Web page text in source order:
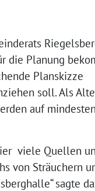
die Planung
Planskizze
soll. Als
auf
viele Quellen
von Sträuchern
sagte